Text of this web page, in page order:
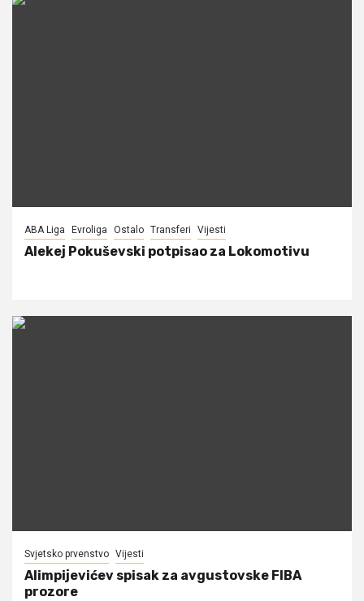
ABA Liga Evroliga Ostalo Transferi Vijesti
Alekej Pokuševski potpisao za Lokomotivu
Svjetsko prvenstvo Vijesti
Alimpijevićev spisak za avgustovske FIBA
prozore